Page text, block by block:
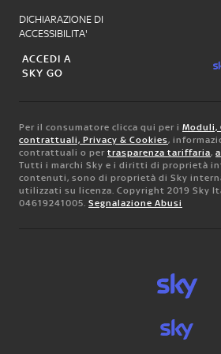
DICHIARAZIONE DI
ACCESSIBILITA'
ACCEDI A
SKY GO
Per il consumatore clicca qui per i Moduli,
contrattuali, Privacy & Cookies,
contrattuali o per trasparenza tariffaria,
Tutti i marchi Sky e i diritti di proprietà
contenuti, sono di proprietà di Sky
utilizzati su licenza. Copyright 2019 Sky
04619241005. Segnalazione Abusi